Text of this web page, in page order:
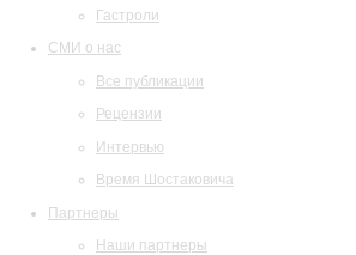
Гастроли
СМИ о нас
Все публикации
Рецензии
Интервью
Время Шостаковича
Партнеры
Наши партнеры